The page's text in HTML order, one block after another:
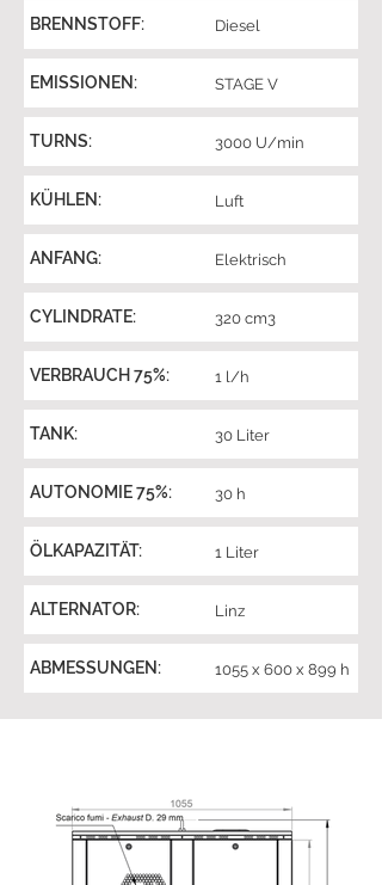
BRENNSTOFF: Diesel
EMISSIONEN: STAGE V
TURNS: 3000 U/min
KÜHLEN: Luft
ANFANG: Elektrisch
CYLINDRATE: 320 cm3
VERBRAUCH 75%: 1 l/h
TANK: 30 Liter
AUTONOMIE 75%: 30 h
ÖLKAPAZITÄT: 1 Liter
ALTERNATOR: Linz
ABMESSUNGEN: 1055 x 600 x 899 h